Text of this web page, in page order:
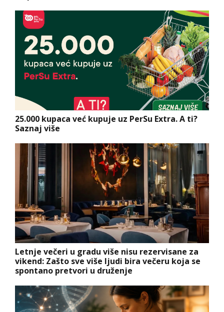
25.000 kupaca već kupuje uz PerSu Extra. A ti?
Saznaj više
Letnje večeri u gradu više nisu rezervisane za
vikend: Zašto sve više ljudi bira večeru koja se
spontano pretvori u druženje